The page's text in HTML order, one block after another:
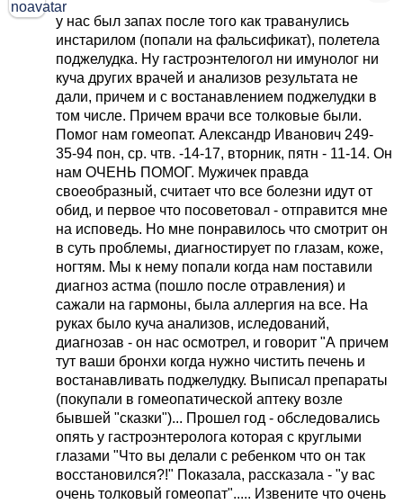
у нас был запах после того как траванулись
инстарилом (попали на фальсификат), полетела
поджелудка. Ну гастроэнтелогол ни имунолог ни
куча других врачей и анализов результата не
дали, причем и с востанавлением поджелудки в
том числе. Причем врачи все толковые были.
Помог нам гомеопат. Александр Иванович 249-
35-94 пон, ср. чтв. -14-17, вторник, пятн - 11-14. Он
нам ОЧЕНЬ ПОМОГ. Мужичек правда
своеобразный, считает что все болезни идут от
обид, и первое что посоветовал - отправится мне
на исповедь. Но мне понравилось что смотрит он
в суть проблемы, диагностирует по глазам, коже,
ногтям. Мы к нему попали когда нам поставили
диагноз астма (пошло после отравления) и
сажали на гармоны, была аллергия на все. На
руках было куча анализов, иследований,
диагнозав - он нас осмотрел, и говорит "А причем
тут ваши бронхи когда нужно чистить печень и
востанавливать поджелудку. Выписал препараты
(покупали в гомеопатической аптеку возле
бывшей "сказки")... Прошел год - обследовались
опять у гастроэнтеролога которая с круглыми
глазами "Что вы делали с ребенком что он так
восстановился?!" Показала, рассказала - "у вас
очень толковый гомеопат"..... Извените что очень